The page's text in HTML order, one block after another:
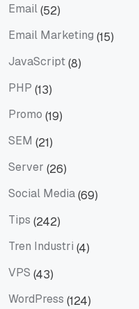
Email(52)
Email Marketing (15)
JavaScript(8)
PHP (13)
Promo (19)
SEM (21)
Server (26)
Social Media(69)
Tips (242)
Tren Industri (4)
VPS (43)
WordPress (124)